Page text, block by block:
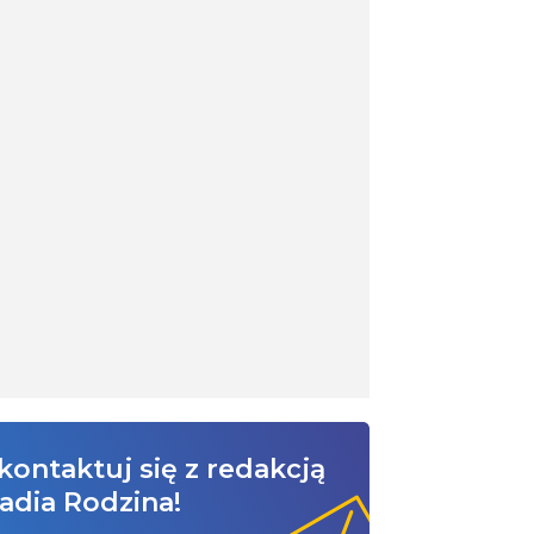
się z redakcją
Rodzina!